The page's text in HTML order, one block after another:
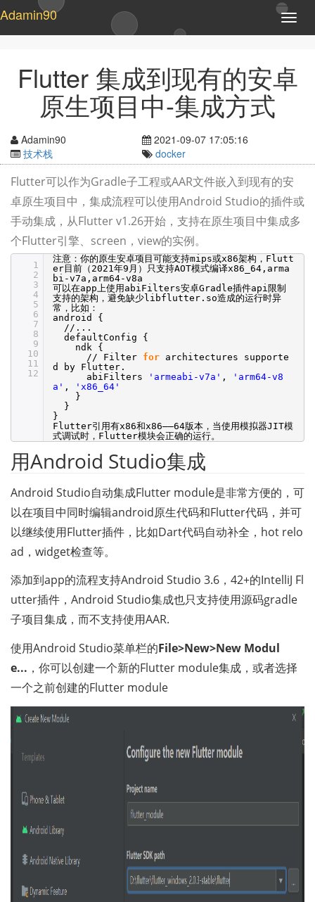
T
o
l
e
a
t
i
o
n
Adamin90
Flutter 集成到现有的安卓
原生项目中-集成方式
Adamin90
2021-09-07 17:05:16
技术栈
docker
Flutter可以作为Gradle子工程或AAR文件嵌入到现有的安
卓原生项目中，集成流程可以使用Android Studio的插件或
手动集成，从Flutter v1.26开始，支持在原生项目中集成多
个Flutter引擎、screen，view的实例。
1
2
3
4
5
6
7
8
9
10
11
12
注意：你的原生安卓项目可能支持mips或x86架构，Flutt
er目前（2021年9月）只支持AOT模式编译x86_64,arma
bi-v7a,arm64-v8a
可以在app上使用abiFilters安卓Gradle插件api限制
支持的架构，避免缺少libflutter.so造成的运行时异
常，比如：
android {
// ...
defaultConfig {
ndk {
//
Filter for architectures supporte
d by Flutter.
abiFilters
'armeabi-v7a' ,
'arm64-v8
a' ,
'x86_64'
}
}
}
Flutter引用有x86和x86——64版本，当使用模拟器JIT模
式调试时，Flutter模块会正确的运行。
用Android Studio集成
Android Studio自动集成Flutter module是非常方便的，可
以在项目中同时编辑android原生代码和Flutter代码，并可
以继续使用Flutter插件，比如Dart代码自动补全，hot relo
ad，widget检查等。
添加到app的流程支持Android Studio 3.6，42+的IntelliJ Fl
utter插件，Android Studio集成也只支持使用源码gradle
子项目集成，而不支持使用AAR.
使用Android Studio菜单栏的File>New>New Modul
e... ，你可以创建一个新的Flutter module集成，或者选择
一个之前创建的Flutter module